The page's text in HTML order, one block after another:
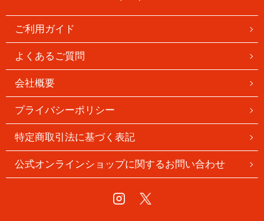
ご利用ガイド
よくあるご質問
会社概要
プライバシーポリシー
特定商取引法に基づく表記
公式オンラインショップに関するお問い合わせ
Instagram